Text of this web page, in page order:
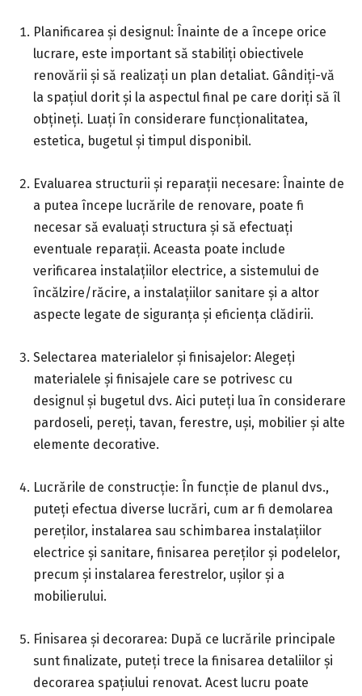
Planificarea și designul: Înainte de a începe orice
lucrare, este important să stabiliți obiectivele
renovării și să realizați un plan detaliat. Gândiți-vă
la spațiul dorit și la aspectul final pe care doriți să îl
obțineți. Luați în considerare funcționalitatea,
estetica, bugetul și timpul disponibil.
Evaluarea structurii și reparații necesare: Înainte de
a putea începe lucrările de renovare, poate fi
necesar să evaluați structura și să efectuați
eventuale reparații. Aceasta poate include
verificarea instalațiilor electrice, a sistemului de
încălzire/răcire, a instalațiilor sanitare și a altor
aspecte legate de siguranța și eficiența clădirii.
Selectarea materialelor și finisajelor: Alegeți
materialele și finisajele care se potrivesc cu
designul și bugetul dvs. Aici puteți lua în considerare
pardoseli, pereți, tavan, ferestre, uși, mobilier și alte
elemente decorative.
Lucrările de construcție: În funcție de planul dvs.,
puteți efectua diverse lucrări, cum ar fi demolarea
pereților, instalarea sau schimbarea instalațiilor
electrice și sanitare, finisarea pereților și podelelor,
precum și instalarea ferestrelor, ușilor și a
mobilierului.
Finisarea și decorarea: După ce lucrările principale
sunt finalizate, puteți trece la finisarea detaliilor și
decorarea spațiului renovat. Acest lucru poate